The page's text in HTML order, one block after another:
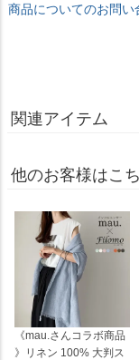
商品についてのお問い
関連アイテム
他のお客様はこ
《mau.さんコラボ商品
》リネン 100% 大判ス